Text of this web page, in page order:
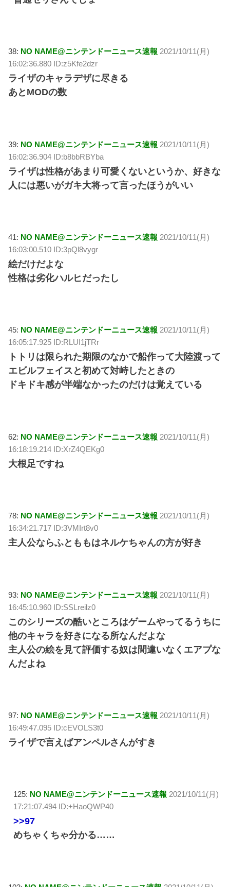
38: NO NAME@ニンテンドーニュース速報 2021/10/11(月)
16:02:36.880 ID:z5Kfe2dzr
ライザのキャラデザに尽きる
あとMODの数
39: NO NAME@ニンテンドーニュース速報 2021/10/11(月)
16:02:36.904 ID:b8bbRBYba
ライザは性格があまり可愛くないというか、好きな
人には悪いがガキ大将って言ったほうがいい
41: NO NAME@ニンテンドーニュース速報 2021/10/11(月)
16:03:00.510 ID:3pQl8vygr
絵だけだよな
性格は劣化ハルヒだったし
45: NO NAME@ニンテンドーニュース速報 2021/10/11(月)
16:05:17.925 ID:RLUI1jTRr
トトリは限られた期限のなかで船作って大陸渡って
エビルフェイスと初めて対峙したときの
ドキドキ感が半端なかったのだけは覚えている
62: NO NAME@ニンテンドーニュース速報 2021/10/11(月)
16:18:19.214 ID:XrZ4QEKg0
大根足ですね
78: NO NAME@ニンテンドーニュース速報 2021/10/11(月)
16:34:21.717 ID:3VMIrt8v0
主人公ならふとももはネルケちゃんの方が好き
93: NO NAME@ニンテンドーニュース速報 2021/10/11(月)
16:45:10.960 ID:SSLreilz0
このシリーズの酷いところはゲームやってるうちに
他のキャラを好きになる所なんだよな
主人公の絵を見て評価する奴は間違いなくエアプな
んだよね
97: NO NAME@ニンテンドーニュース速報 2021/10/11(月)
16:49:47.095 ID:cEVOLS3t0
ライザで言えばアンペルさんがすき
125: NO NAME@ニンテンドーニュース速報 2021/10/11(月)
17:21:07.494 ID:+HaoQWP40
>>97
めちゃくちゃ分かる……